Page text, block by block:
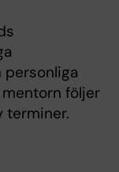
följer
terminer.